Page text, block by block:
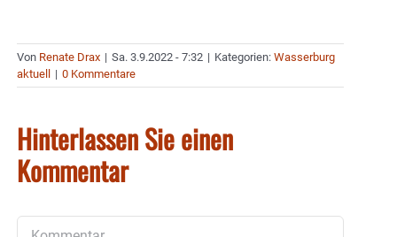
Von Renate Drax | Sa. 3.9.2022 - 7:32 | Kategorien: Wasserburg
aktuell
| 0 Kommentare
Hinterlassen Sie einen
Kommentar